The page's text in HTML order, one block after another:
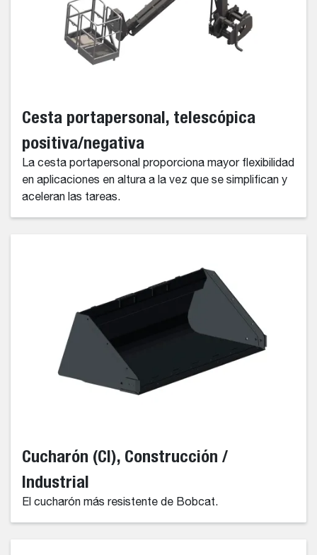
Cesta portapersonal, telescópica
positiva/negativa
La cesta portapersonal proporciona mayor flexibilidad
en aplicaciones en altura a la vez que se simplifican y
aceleran las tareas.
Cucharón (CI), Construcción /
Industrial
El cucharón más resistente de Bobcat.